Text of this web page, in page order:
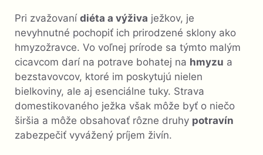
Pri zvažovaní diéta a výživa ježkov, je
nevyhnutné pochopiť ich prirodzené sklony ako
hmyzožravce. Vo voľnej prírode sa týmto malým
cicavcom darí na potrave bohatej na hmyzu a
bezstavovcov, ktoré im poskytujú nielen
bielkoviny, ale aj esenciálne tuky. Strava
domestikovaného ježka však môže byť o niečo
širšia a môže obsahovať rôzne druhy potravín
zabezpečiť vyvážený príjem živín.